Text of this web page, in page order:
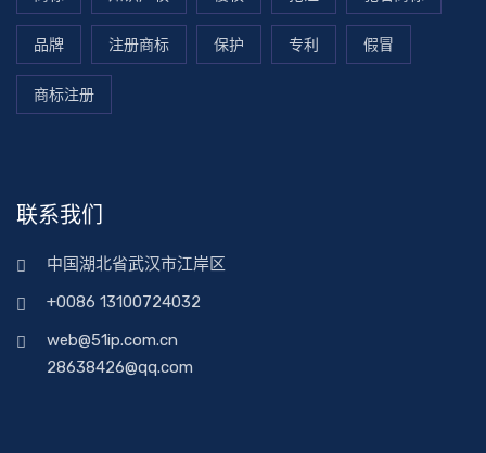
品牌 注册商标 保护 专利 假冒
商标注册
联系我们
中国湖北省武汉市江岸区
+0086 13100724032
web@51ip.com.cn
28638426@qq.com